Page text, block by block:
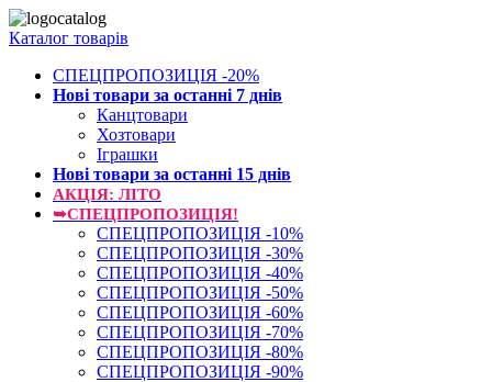
Каталог товарів
СПЕЦПРОПОЗИЦІЯ -20%
Нові товари за останнi 7 днiв
Канцтовари
Хозтовари
Іграшки
Нові товари за останнi 15 днiв
АКЦІЯ: ЛІТО
➥СПЕЦПРОПОЗИЦІЯ!
СПЕЦПРОПОЗИЦІЯ -10%
СПЕЦПРОПОЗИЦІЯ -30%
СПЕЦПРОПОЗИЦІЯ -40%
СПЕЦПРОПОЗИЦІЯ -50%
СПЕЦПРОПОЗИЦІЯ -60%
СПЕЦПРОПОЗИЦІЯ -70%
СПЕЦПРОПОЗИЦІЯ -80%
СПЕЦПРОПОЗИЦІЯ -90%